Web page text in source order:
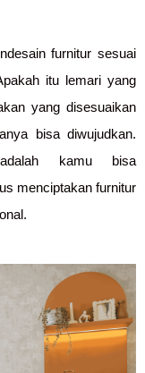
furnitur sesuai
itu lemari yang
yang disesuaikan
bisa diwujudkan.
kamu bisa
menciptakan furnitur